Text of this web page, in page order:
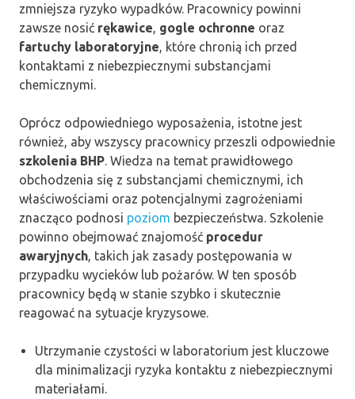
zmniejsza ryzyko wypadków. Pracownicy powinni
zawsze nosić rękawice gogle ochronne oraz
fartuchy laboratoryjne , które chronią ich przed
kontaktami z niebezpiecznymi substancjami
chemicznymi.
Oprócz odpowiedniego wyposażenia, istotne jest
również, aby wszyscy pracownicy przeszli odpowiednie
szkolenia BHP . Wiedza na temat prawidłowego
obchodzenia się z substancjami chemicznymi, ich
właściwościami oraz potencjalnymi zagrożeniami
znacząco podnosi poziom bezpieczeństwa. Szkolenie
powinno obejmować znajomość procedur
awaryjnych , takich jak zasady postępowania w
przypadku wycieków lub pożarów. W ten sposób
pracownicy będą w stanie szybko i skutecznie
reagować na sytuacje kryzysowe.
Utrzymanie czystości w laboratorium jest kluczowe
dla minimalizacji ryzyka kontaktu z niebezpiecznymi
materiałami.